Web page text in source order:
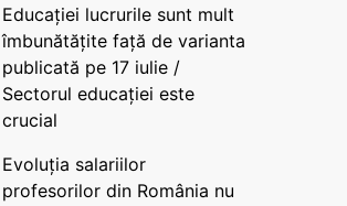
Educației lucrurile sunt mult
îmbunătățite față de varianta
publicată pe 17 iulie /
Sectorul educației este
crucial
Evoluția salariilor
profesorilor din România nu